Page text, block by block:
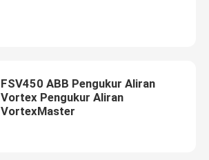
FSV450 ABB Pengukur Aliran
Vortex Pengukur Aliran
VortexMaster